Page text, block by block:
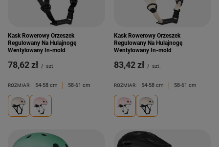
Kask Rowerowy Orzeszek
Regulowany Na Hulajnogę
Wentylowany In-mold
78,62 zł / szt.
ROZMIAR: 54-58 cm 58-61 cm
Kask Rowerowy Orzeszek
Regulowany Na Hulajnogę
Wentylowany In-mold
83,42 zł / szt.
ROZMIAR: 54-58 cm 58-61 cm